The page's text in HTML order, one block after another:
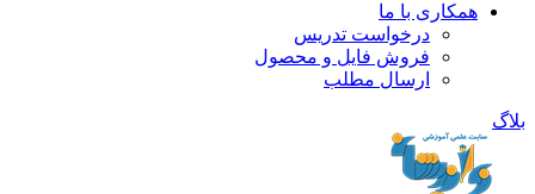
همکاری با ما
درخواست تدریس
فروش فایل و محصول
ارسال مطلب